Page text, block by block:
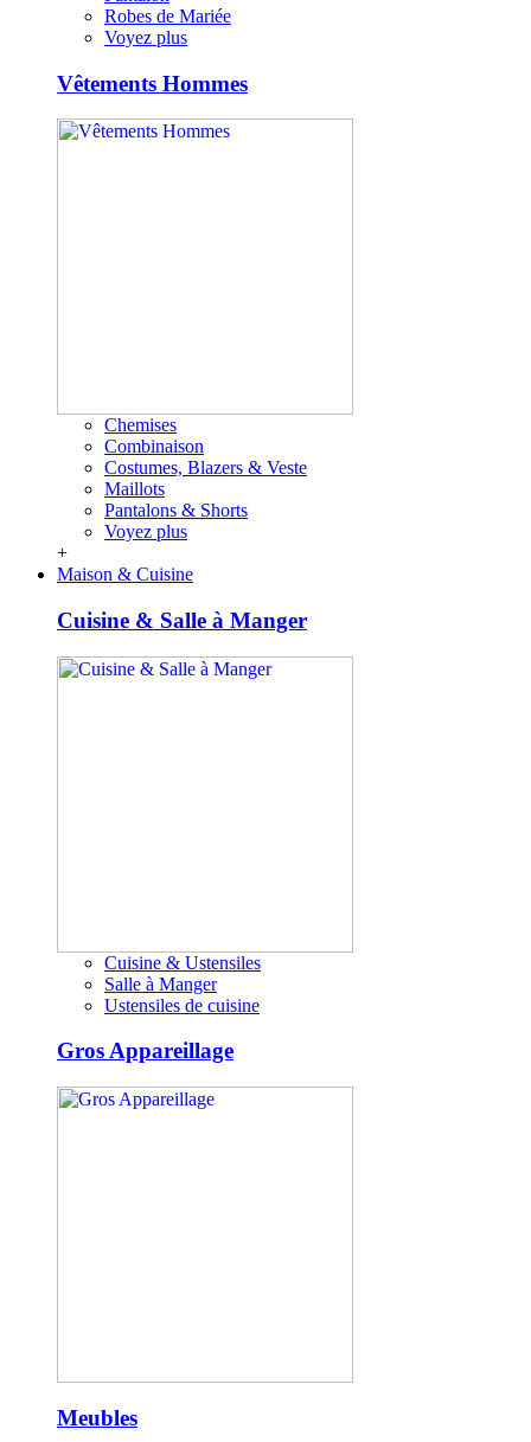
Robes de Mariée
Voyez plus
Vêtements Hommes
Chemises
Combinaison
Costumes, Blazers & Veste
Maillots
Pantalons & Shorts
Voyez plus
+
Maison & Cuisine
Cuisine & Salle à Manger
Cuisine & Ustensiles
Salle à Manger
Ustensiles de cuisine
Gros Appareillage
Meubles